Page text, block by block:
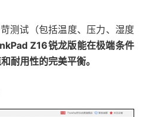
测试（包括温度、压力、湿度
Z16锐龙版能在极端条件
耐用性的完美平衡。